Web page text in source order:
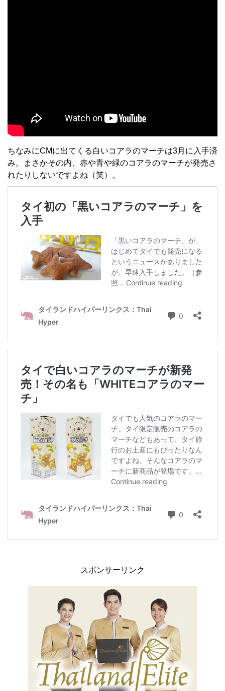
ちなみにCMに出てくる白いコアラのマーチは3月に入手済
み。まさかその内、赤や青や緑のコアラのマーチが発売さ
れたりしないですよね（笑）。
スポンサーリンク